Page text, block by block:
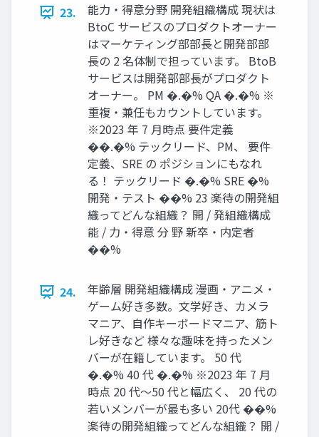
23.
能力・得意分野 開発組織構成 現状は
BtoC サービスのプロダクトオーナー
はマーケティング部部長と開発部部
長の 2 名体制で担っています。 BtoB
サービスは開発部部長がプロダクト
オーナー。 PM �.�% QA �.�% ※
重複・兼任もカウントしています。
※2023 年 7 月時点 要件定義
��.�% テックリード、PM、 要件
定義、SRE の ポジションにもなれ
る！ テックリード �.�% SRE �%
開発・テスト ��% 23 楽待の開発組
織ってどんな組織？ 開 / 発組織構成
能 / 力・得意 分 野 新卒・内定者
��%
24.
年齢層 開発組織構成 漫画・アニメ・
ゲーム好き多数。文学好き、カメラ
マニア、自作キーボードマニア、筋ト
レ好きなど 様々な趣味を持ったメン
バーが在籍しています。 50 代
�.�% 40 代 �.�% ※2023 年 7 月
時点 20 代～50 代と幅広く、 20 代の
若いメンバーが最も多い 20代 ��%
楽待の開発組織ってどんな組織？ 開 /